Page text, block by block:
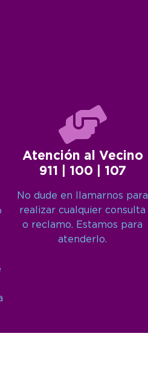
Atención al Vecino
911 | 100 | 107
No dude en llamarnos para
realizar cualquier consulta
o reclamo. Estamos para
atenderlo.